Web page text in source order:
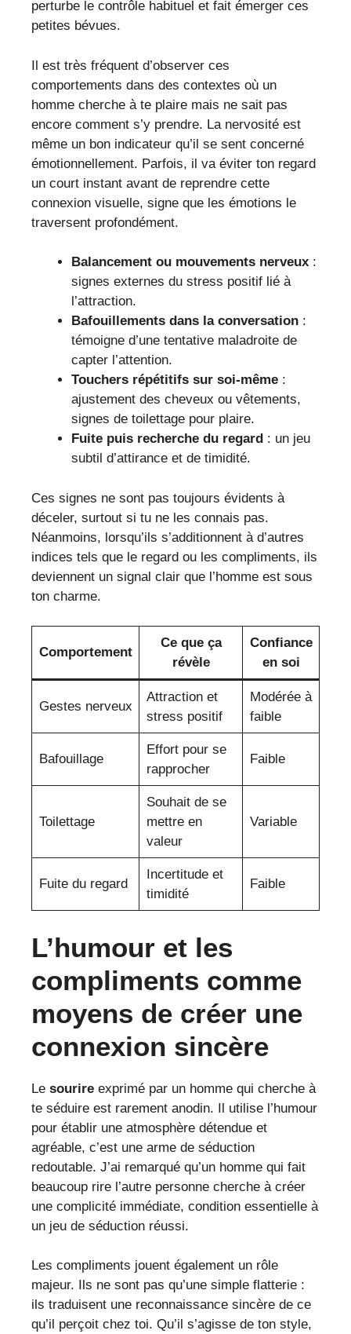
perturbe le contrôle habituel et fait émerger ces
petites bévues.
Il est très fréquent d’observer ces
comportements dans des contextes où un
homme cherche à te plaire mais ne sait pas
encore comment s’y prendre. La nervosité est
même un bon indicateur qu’il se sent concerné
émotionnellement. Parfois, il va éviter ton regard
un court instant avant de reprendre cette
connexion visuelle, signe que les émotions le
traversent profondément.
Balancement ou mouvements nerveux :
signes externes du stress positif lié à
l’attraction.
Bafouillements dans la conversation :
témoigne d’une tentative maladroite de
capter l’attention.
Touchers répétitifs sur soi-même :
ajustement des cheveux ou vêtements,
signes de toilettage pour plaire.
Fuite puis recherche du regard : un jeu
subtil d’attirance et de timidité.
Ces signes ne sont pas toujours évidents à
déceler, surtout si tu ne les connais pas.
Néanmoins, lorsqu’ils s’additionnent à d’autres
indices tels que le regard ou les compliments, ils
deviennent un signal clair que l’homme est sous
ton charme.
Comportement
Ce que ça
révèle
Confiance
en soi
Gestes nerveux
Attraction et
stress positif
Modérée à
faible
Bafouillage
Effort pour se
rapprocher
Faible
Toilettage
Souhait de se
mettre en
valeur
Variable
Fuite du regard
Incertitude et
timidité
Faible
L’humour et les
compliments comme
moyens de créer une
connexion sincère
Le sourire exprimé par un homme qui cherche à
te séduire est rarement anodin. Il utilise l’humour
pour établir une atmosphère détendue et
agréable, c’est une arme de séduction
redoutable. J’ai remarqué qu’un homme qui fait
beaucoup rire l’autre personne cherche à créer
une complicité immédiate, condition essentielle à
un jeu de séduction réussi.
Les compliments jouent également un rôle
majeur. Ils ne sont pas qu’une simple flatterie :
ils traduisent une reconnaissance sincère de ce
qu’il perçoit chez toi. Qu’il s’agisse de ton style,